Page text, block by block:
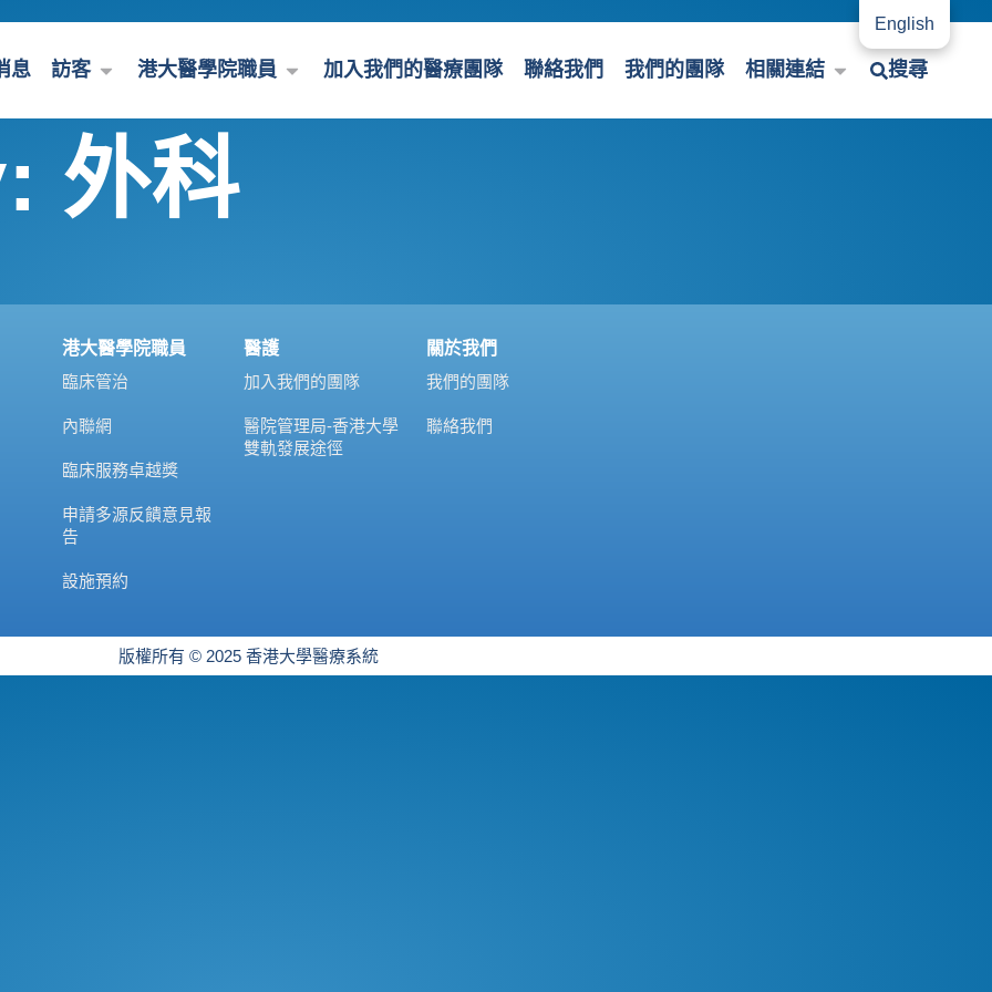
English
息 訪客 港大醫學院職員 加入我們的醫療團隊 聯絡我們 我們的團隊 相關連結 搜尋
外科
港大醫學院職員
臨床管治
內聯網
臨床服務卓越獎
申請多源反饋意見報
告
設施預約
醫護
加入我們的團隊
醫院管理局-香港大學
雙軌發展途徑
關於我們
我們的團隊
聯絡我們
版權所有 © 2025 香港大學醫療系統